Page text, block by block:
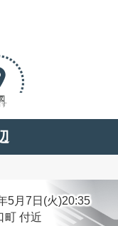
す
5月7日(火)20:35
町 付近